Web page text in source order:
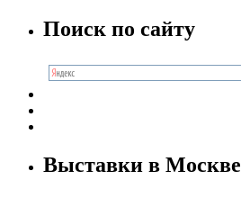
Поиск по сайту
Выставки в Москве